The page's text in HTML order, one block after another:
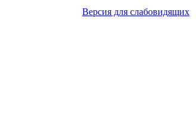
Версия для слабовидящих